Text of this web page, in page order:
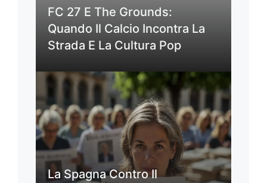
FC 27 E The Grounds:
Quando Il Calcio Incontra La
Strada E La Cultura Pop
La Spagna Contro Il